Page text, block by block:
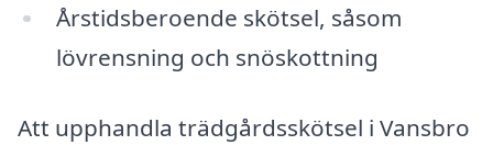
Årstidsberoende skötsel, såsom
lövrensning och snöskottning
Att upphandla trädgårdsskötsel i Vansbro